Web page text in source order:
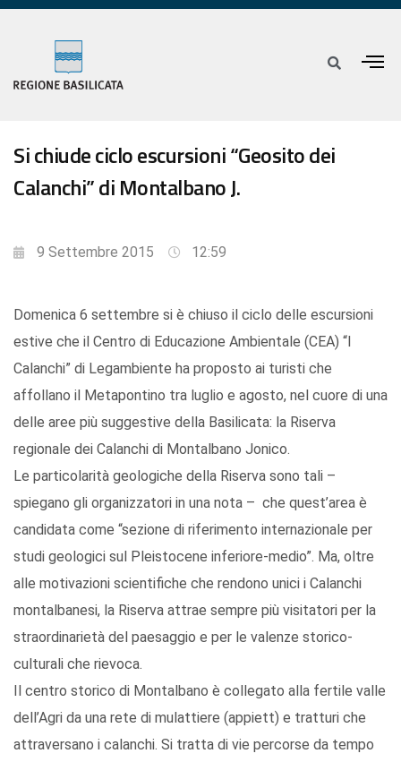
Si chiude ciclo escursioni “Geosito dei
Calanchi” di Montalbano J.
9 Settembre 2015 12:59
Domenica 6 settembre si è chiuso il ciclo delle escursioni
estive che il Centro di Educazione Ambientale (CEA) “I
Calanchi” di Legambiente ha proposto ai turisti che
affollano il Metapontino tra luglio e agosto, nel cuore di una
delle aree più suggestive della Basilicata: la Riserva
regionale dei Calanchi di Montalbano Jonico.
Le particolarità geologiche della Riserva sono tali –
spiegano gli organizzatori in una nota – che quest’area è
candidata come “sezione di riferimento internazionale per
studi geologici sul Pleistocene inferiore-medio”. Ma, oltre
alle motivazioni scientifiche che rendono unici i Calanchi
montalbanesi, la Riserva attrae sempre più visitatori per la
straordinarietà del paesaggio e per le valenze storico-
culturali che rievoca.
Il centro storico di Montalbano è collegato alla fertile valle
dell’Agri da una rete di mulattiere (appiett) e tratturi che
attraversano i calanchi. Si tratta di vie percorse da tempo